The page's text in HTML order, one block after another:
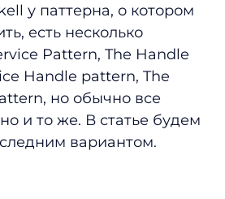
у паттерна, о котором
есть несколько
Pattern, The Handle
Handle pattern, The
но обычно все
и то же. В статье будем
вариантом.